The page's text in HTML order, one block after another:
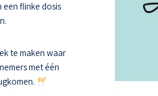
een flinke dosis
te maken waar
met één